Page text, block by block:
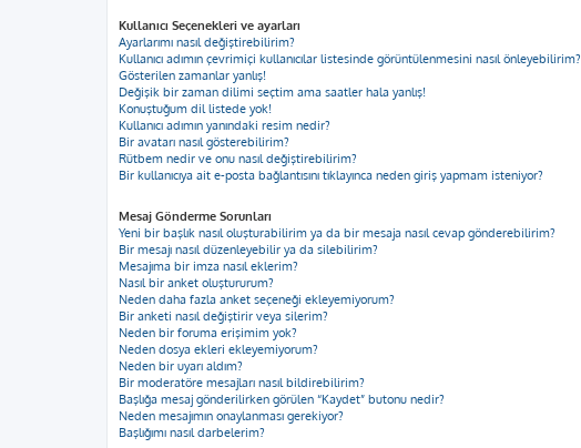
Kullanıcı Seçenekleri ve ayarları
Ayarlarımı nasıl değiştirebilirim?
Kullanıcı adımın çevrimiçi kullanıcılar listesinde görüntülenmesini nasıl önleyebilirim?
Gösterilen zamanlar yanlış!
Değişik bir zaman dilimi seçtim ama saatler hala yanlış!
Konuştuğum dil listede yok!
Kullanıcı adımın yanındaki resim nedir?
Bir avatarı nasıl gösterebilirim?
Rütbem nedir ve onu nasıl değiştirebilirim?
Bir kullanıcıya ait e-posta bağlantısını tıklayınca neden giriş yapmam isteniyor?
Mesaj Gönderme Sorunları
Yeni bir başlık nasıl oluşturabilirim ya da bir mesaja nasıl cevap gönderebilirim?
Bir mesajı nasıl düzenleyebilir ya da silebilirim?
Mesajıma bir imza nasıl eklerim?
Nasıl bir anket oluştururum?
Neden daha fazla anket seçeneği ekleyemiyorum?
Bir anketi nasıl değiştirir veya silerim?
Neden bir foruma erişimim yok?
Neden dosya ekleri ekleyemiyorum?
Neden bir uyarı aldım?
Bir moderatöre mesajları nasıl bildirebilirim?
Başlığa mesaj gönderilirken görülen “Kaydet” butonu nedir?
Neden mesajımın onaylanması gerekiyor?
Başlığımı nasıl darbelerim?